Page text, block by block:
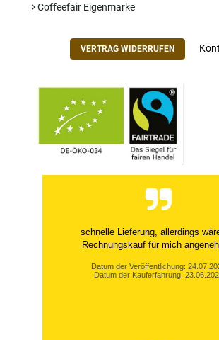
Coffeefair Eigenmarke
VERTRAG WIDERRUFEN
schnelle Lieferung, allerdings
Rechnungskauf für mich
Datum der Veröffentlichung:
Datum der Kauferfahrung: